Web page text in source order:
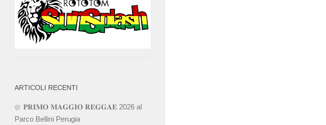
ARTICOLI RECENTI
𝐏𝐑𝐈𝐌𝐎 𝐌𝐀𝐆𝐆𝐈𝐎 𝐑𝐄𝐆𝐆𝐀𝐄 2026 al
Parco Bellini Perugia